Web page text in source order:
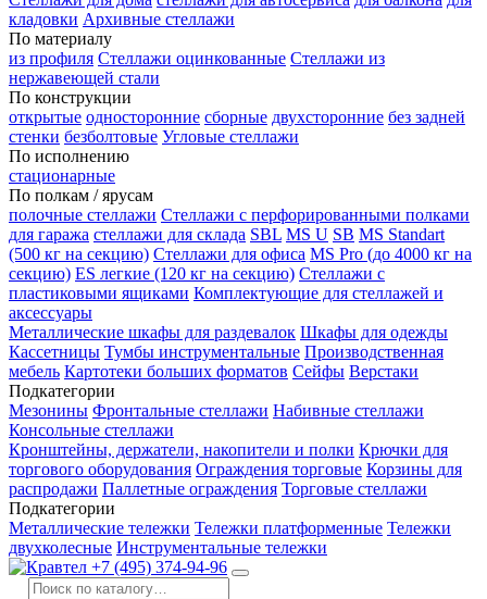
кладовки Архивные стеллажи
По материалу
из профиля Стеллажи оцинкованные Стеллажи из
нержавеющей стали
По конструкции
открытые односторонние сборные двухсторонние без задней
стенки безболтовые Угловые стеллажи
По исполнению
стационарные
По полкам / ярусам
полочные стеллажи Стеллажи с перфорированными полками
для гаража стеллажи для склада SBL MS U SB MS Standart
(500 кг на секцию) Стеллажи для офиса MS Pro (до 4000 кг на
секцию) ES легкие (120 кг на секцию) Стеллажи с
пластиковыми ящиками Комплектующие для стеллажей и
аксессуары
Металлические шкафы для раздевалок Шкафы для одежды
Кассетницы Тумбы инструментальные Производственная
мебель Картотеки больших форматов Сейфы Верстаки
Подкатегории
Мезонины Фронтальные стеллажи Набивные стеллажи
Консольные стеллажи
Кронштейны, держатели, накопители и полки Крючки для
торгового оборудования Ограждения торговые Корзины для
распродажи Паллетные ограждения Торговые стеллажи
Подкатегории
Металлические тележки Тележки платформенные Тележки
двухколесные Инструментальные тележки
+7 (495) 374-94-96